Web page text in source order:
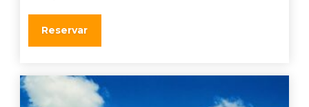
Reservar